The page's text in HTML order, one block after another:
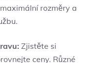
rozměry a
Zjistěte si
ceny. Různé